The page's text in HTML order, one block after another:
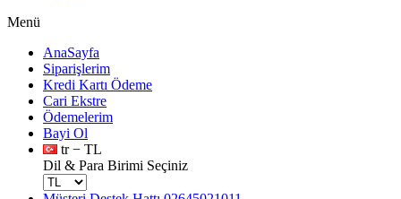
Menü
AnaSayfa
Siparişlerim
Kredi Kartı Ödeme
Cari Ekstre
Ödemelerim
Bayi Ol
tr − TL
Dil & Para Birimi Seçiniz